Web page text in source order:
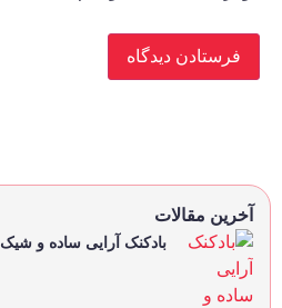
آخرین مقالات
بادکنک آرایی ساده و شیک